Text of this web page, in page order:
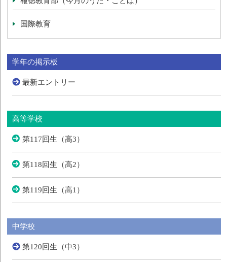
国際教育
学年の掲示板
最新エントリー
高等学校
第117回生（高3）
第118回生（高2）
第119回生（高1）
中学校
第120回生（中3）